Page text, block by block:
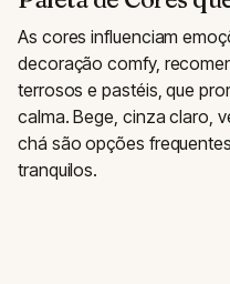
As cores influenciam
decoração comfy,
terrosos e pastéis, que
calma. Bege, cinza claro,
chá são opções
tranquilos.